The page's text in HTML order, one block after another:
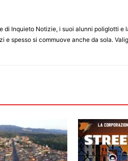
di Inquieto Notizie, i suoi alunni poliglotti e
e spesso si commuove anche da sola.